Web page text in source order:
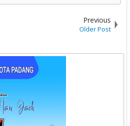
Previous
Older Post